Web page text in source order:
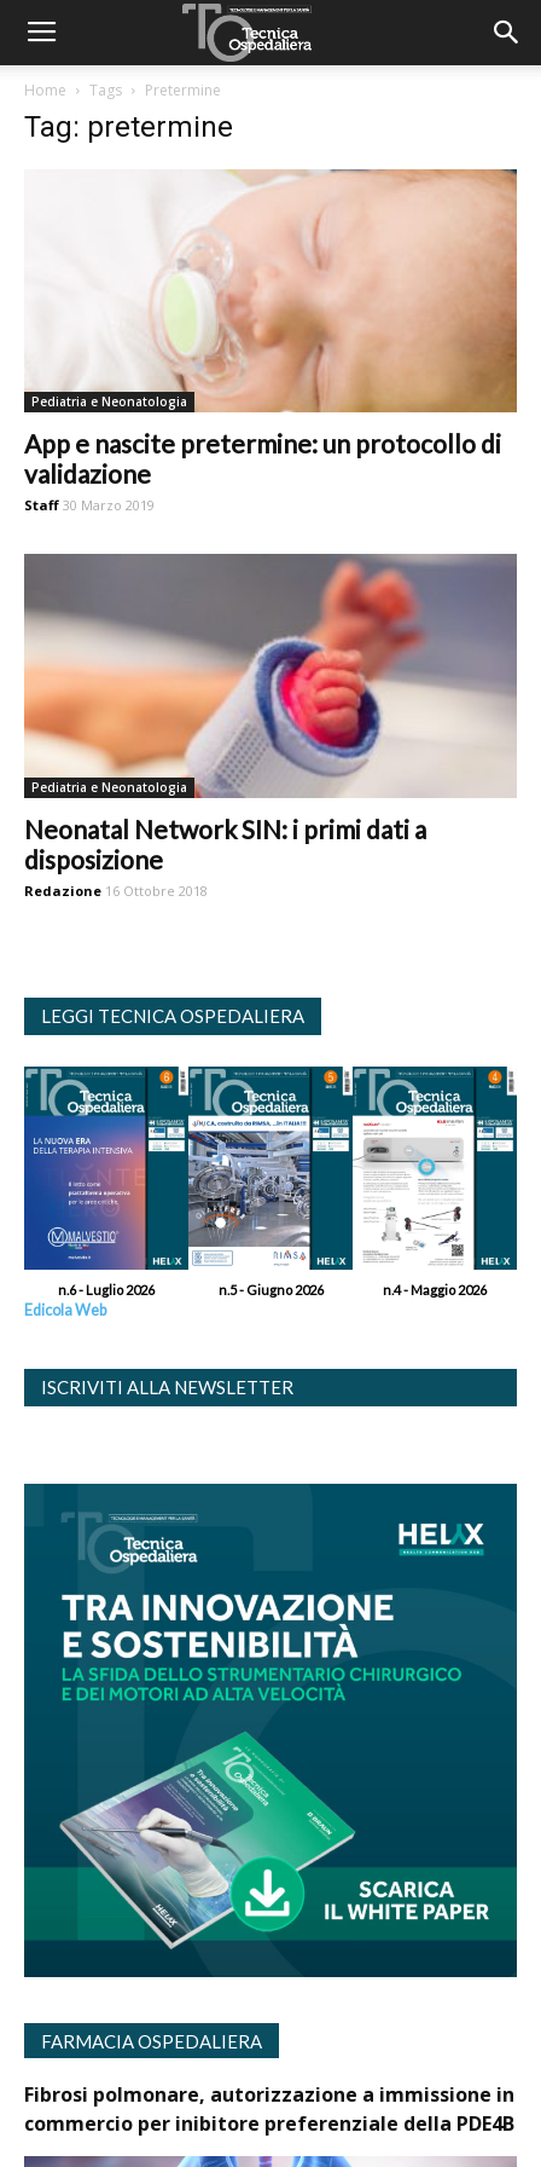
Home Tags Pretermine
Tag: pretermine
Pediatria e Neonatologia
App e nascite pretermine: un protocollo di
validazione
Staff 30 Marzo 2019
Pediatria e Neonatologia
Neonatal Network SIN: i primi dati a
disposizione
Redazione 16 Ottobre 2018
LEGGI TECNICA OSPEDALIERA
n.6 - Luglio 2026 n.5 - Giugno 2026 n.4 - Maggio 2026
Edicola Web
ISCRIVITI ALLA NEWSLETTER
FARMACIA OSPEDALIERA
Fibrosi polmonare, autorizzazione a immissione in
commercio per inibitore preferenziale della PDE4B